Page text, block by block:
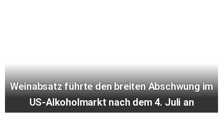
Weinabsatz führte den breiten Abschwung im
US-Alkoholmarkt nach dem 4. Juli an